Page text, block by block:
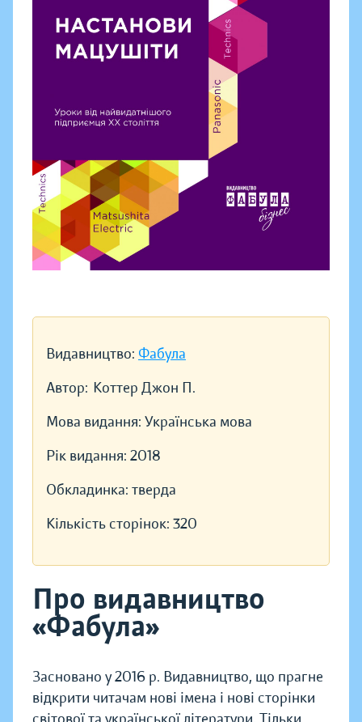
Видавництво: Фабула
Автор: Коттер Джон П.
Мова видання: Українська мова
Рік видання: 2018
Обкладинка: тверда
Кількість сторінок: 320
Про видавництво
«Фабула»
Засновано у 2016 р. Видавництво, що прагне
відкрити читачам нові імена і нові сторінки